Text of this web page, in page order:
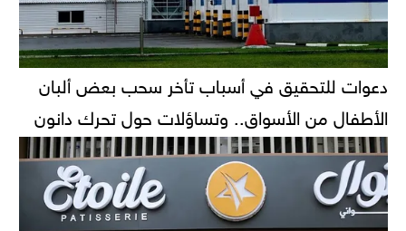
دعوات للتحقيق في أسباب تأخر سحب بعض ألبان
الأطفال من الأسواق.. وتساؤلات حول تحرك دانون